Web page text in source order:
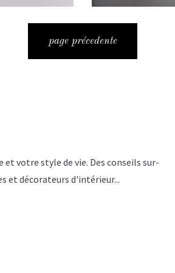
page précedente
votre style de vie. Des conseils sur-
et décorateurs d'intérieur...